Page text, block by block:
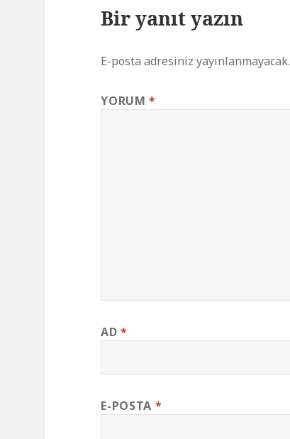
Bir yanıt yazın
E-posta adresiniz yayınlanmayacak.
YORUM*
AD*
E-POSTA *